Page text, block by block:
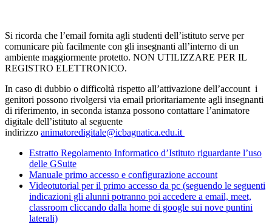
Si ricorda che l’email fornita agli studenti dell’istituto serve per
comunicare più facilmente con gli insegnanti all’interno di un
ambiente maggiormente protetto. NON UTILIZZARE PER IL
REGISTRO ELETTRONICO.
In caso di dubbio o difficoltà rispetto all’attivazione dell’account i
genitori possono rivolgersi via email prioritariamente agli insegnanti
di riferimento, in seconda istanza possono contattare l’animatore
digitale dell’istituto al seguente
indirizzo animatoredigitale@icbagnatica.edu.it
Estratto Regolamento Informatico d’Istituto riguardante l’uso
delle GSuite
Manuale primo accesso e configurazione account
Videotutorial per il primo accesso da pc (seguendo le seguenti
indicazioni gli alunni potranno poi accedere a email, meet,
classroom cliccando dalla home di google sui nove puntini
laterali)